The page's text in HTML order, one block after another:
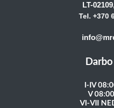
LT-02109
Tel. +370
I-IV
V
VI-VII